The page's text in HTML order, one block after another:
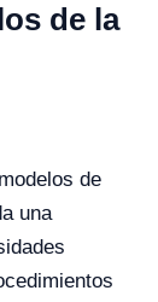
de la
de
una